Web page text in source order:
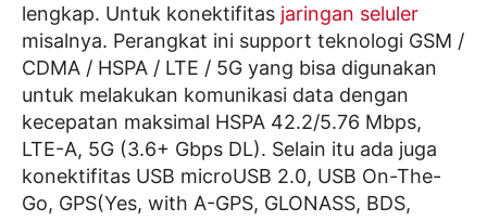
lengkap. Untuk konektifitas jaringan seluler
misalnya. Perangkat ini support teknologi GSM /
CDMA / HSPA / LTE / 5G yang bisa digunakan
untuk melakukan komunikasi data dengan
kecepatan maksimal HSPA 42.2/5.76 Mbps,
LTE-A, 5G (3.6+ Gbps DL). Selain itu ada juga
konektifitas USB microUSB 2.0, USB On-The-
Go, GPS(Yes, with A-GPS, GLONASS, BDS,